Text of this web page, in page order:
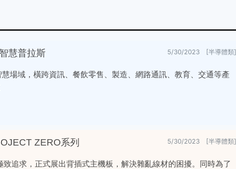
慧普拉斯 5/30/2023 [半導體類]
場域，橫跨資訊、餐飲零售、製造、網路通訊、教育、交通等產
ZERO系列 5/30/2023 [半導體類]
追求，正式展出背插式主機板，解決雜亂線材的困擾。同時為了